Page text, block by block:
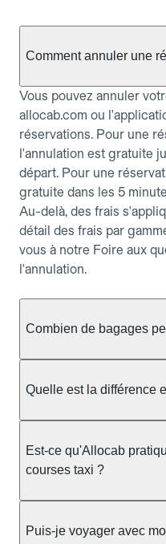
Comment annuler une
Vous pouvez annuler
allocab.com ou
réservations. Pour une
l'annulation est gratuite
départ. Pour une
gratuite dans les 5
Au-delà, des frais
détail des frais par
vous à notre Foire aux
l'annulation.
Combien de bagages
taxi berline accueille en
ou nombreux, précisez-
au chauffeur" lors de la
pas impacté par le
Quelle est la différence
prendre en charge
station ou sur
réservation et propose
l'avance. Chez Allocab,
Est-ce qu'Allocab
courses taxi ?
réglementation
Puis-je voyager avec